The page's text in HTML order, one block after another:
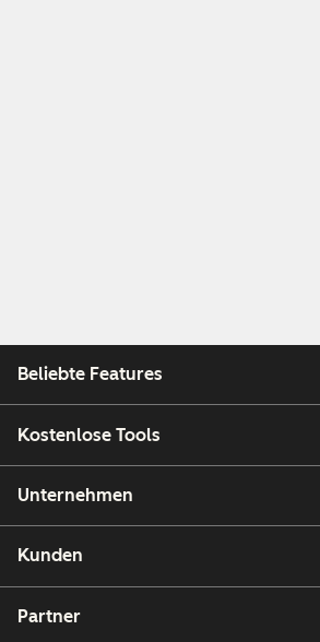
Beliebte Features
Kostenlose Tools
Unternehmen
Kunden
Partner